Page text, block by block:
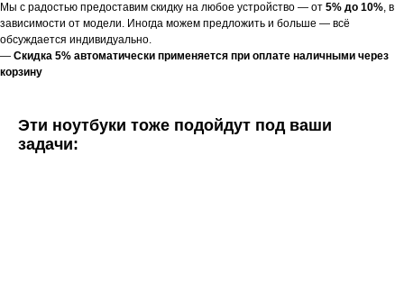
Мы с радостью предоставим скидку на любое устройство — от 5% до 10%, в
зависимости от модели. Иногда можем предложить и больше — всё
обсуждается индивидуально.
— Скидка 5% автоматически применяется при оплате наличными через
корзину
Эти ноутбуки тоже подойдут под ваши
задачи: